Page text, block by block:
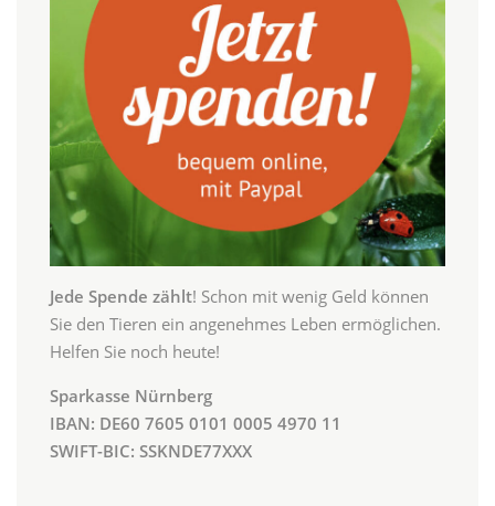
Jede Spende zählt! Schon mit wenig Geld können
Sie den Tieren ein angenehmes Leben ermöglichen.
Helfen Sie noch heute!
Sparkasse Nürnberg
IBAN: DE60 7605 0101 0005 4970 11
SWIFT-BIC: SSKNDE77XXX